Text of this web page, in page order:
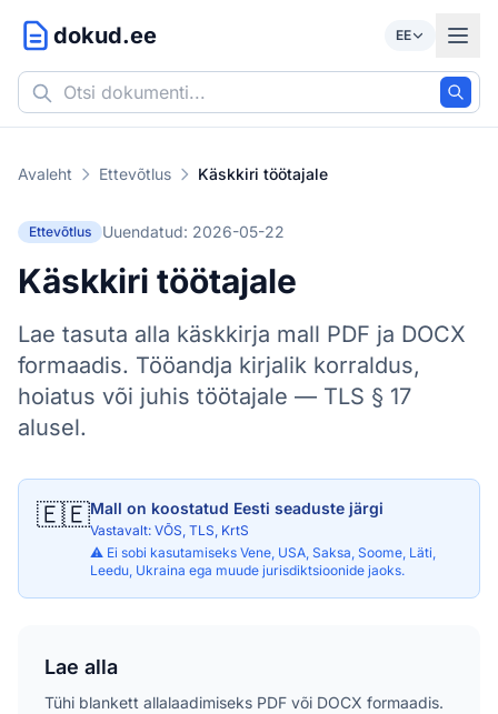
dokud.ee EE
Avaleht Ettevõtlus Käskkiri töötajale
Ettevõtlus Uuendatud: 2026-05-22
Käskkiri töötajale
Lae tasuta alla käskkirja mall PDF ja DOCX
formaadis. Tööandja kirjalik korraldus,
hoiatus või juhis töötajale — TLS § 17
alusel.
🇪🇪Mall on koostatud Eesti seaduste järgi
Vastavalt: VÕS, TLS, KrtS
⚠️ Ei sobi kasutamiseks Vene, USA, Saksa, Soome, Läti,
Leedu, Ukraina ega muude jurisdiktsioonide jaoks.
Lae alla
Tühi blankett allalaadimiseks PDF või DOCX formaadis.